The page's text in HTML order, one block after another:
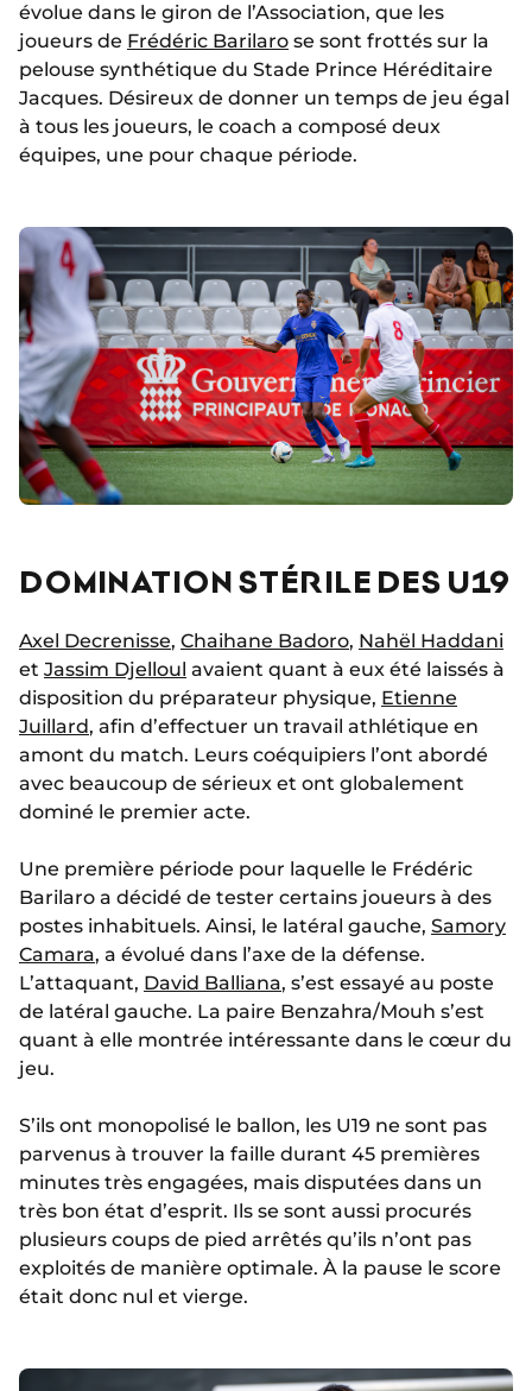
évolue dans le giron de l’Association, que les
joueurs de Frédéric Barilaro se sont frottés sur la
pelouse synthétique du Stade Prince Héréditaire
Jacques. Désireux de donner un temps de jeu égal
à tous les joueurs, le coach a composé deux
équipes, une pour chaque période.
DOMINATION STÉRILE DES U19
Axel Decrenisse, Chaihane Badoro, Nahël Haddani
et Jassim Djelloul avaient quant à eux été laissés à
disposition du préparateur physique, Etienne
Juillard, afin d’effectuer un travail athlétique en
amont du match. Leurs coéquipiers l’ont abordé
avec beaucoup de sérieux et ont globalement
dominé le premier acte.
Une première période pour laquelle le Frédéric
Barilaro a décidé de tester certains joueurs à des
postes inhabituels. Ainsi, le latéral gauche, Samory
Camara, a évolué dans l’axe de la défense.
L’attaquant, David Balliana, s’est essayé au poste
de latéral gauche. La paire Benzahra/Mouh s’est
quant à elle montrée intéressante dans le cœur du
jeu.
S’ils ont monopolisé le ballon, les U19 ne sont pas
parvenus à trouver la faille durant 45 premières
minutes très engagées, mais disputées dans un
très bon état d’esprit. Ils se sont aussi procurés
plusieurs coups de pied arrêtés qu’ils n’ont pas
exploités de manière optimale. À la pause le score
était donc nul et vierge.